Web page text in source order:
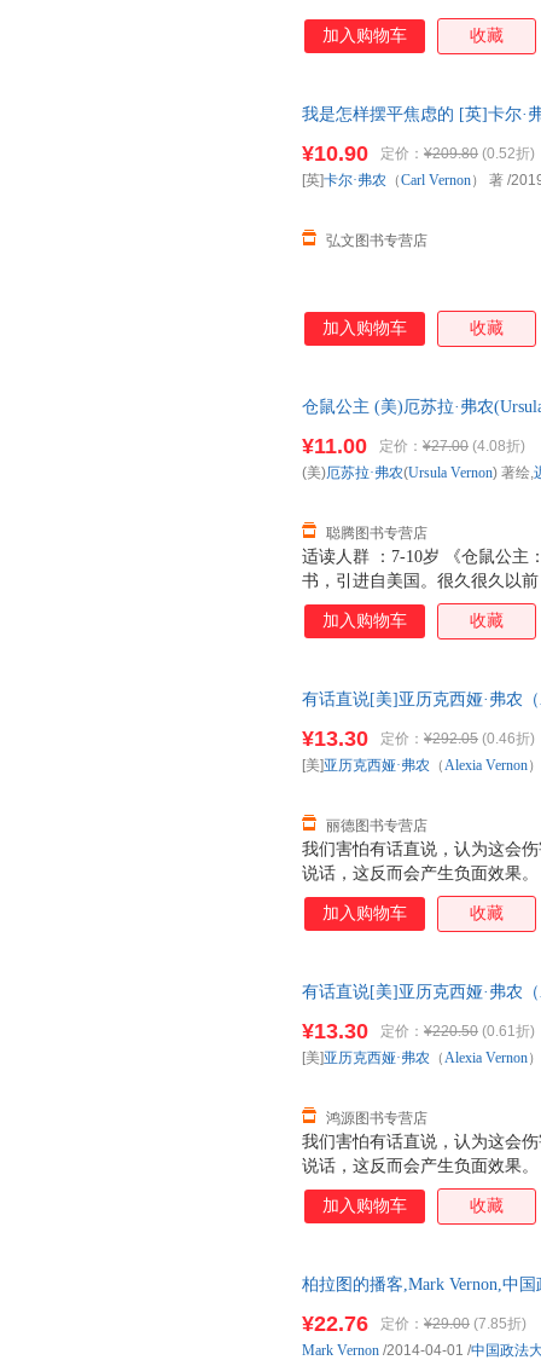
加入购物车 收藏
我是怎样摆平焦虑的 [英]卡尔·
¥10.90 定价： ¥209.80 (0.52折)
弘文图书专营店
[英]卡尔·弗农 （Carl Vernon） 著 /
加入购物车 收藏
仓鼠公主 (美)厄苏拉·弗农
适读人群 ：7-10岁 《仓鼠公主
书，引进自美国。很久很久以
的仓鼠武士，名字就叫哈莉特·
给她讲了十二位跳舞的老鼠公
¥11.00 定价： ¥27.00 (4.08折)
聪腾图书专营店
(美)厄苏拉·弗农(Ursula Vernon) 著绘,
加入购物车 收藏
有话直说[美]亚历克西娅·弗农
电子发票！
我们害怕有话直说，认为这会
说话，这反而会产生负面效果
分准备的基础上，抓住关键信
建立了一套源于美国白宫的沟
¥13.30 定价： ¥292.05 (0.46折)
丽德图书专营店
[美]亚历克西娅·弗农 （Alexia Vernon）
加入购物车 收藏
有话直说[美]亚历克西娅·弗农
电子发票！
我们害怕有话直说，认为这会
说话，这反而会产生负面效果
分准备的基础上，抓住关键信
建立了一套源于美国白宫的沟
¥13.30 定价： ¥220.50 (0.61折)
鸿源图书专营店
[美]亚历克西娅·弗农 （Alexia Vernon）
加入购物车 收藏
柏拉图的播客,Mark Vernon,中
13284178503
¥22.76 定价： ¥29.00 (7.85折)
Mark Vernon /2014-04-01 /中国政法